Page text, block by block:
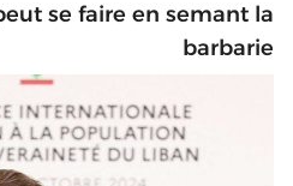
se faire en semant la
barbarie